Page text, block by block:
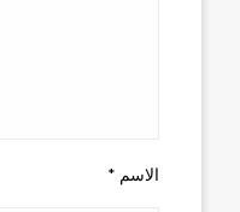
الاسم *